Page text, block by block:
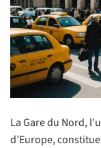
La Gare du Nord,
d’Europe,